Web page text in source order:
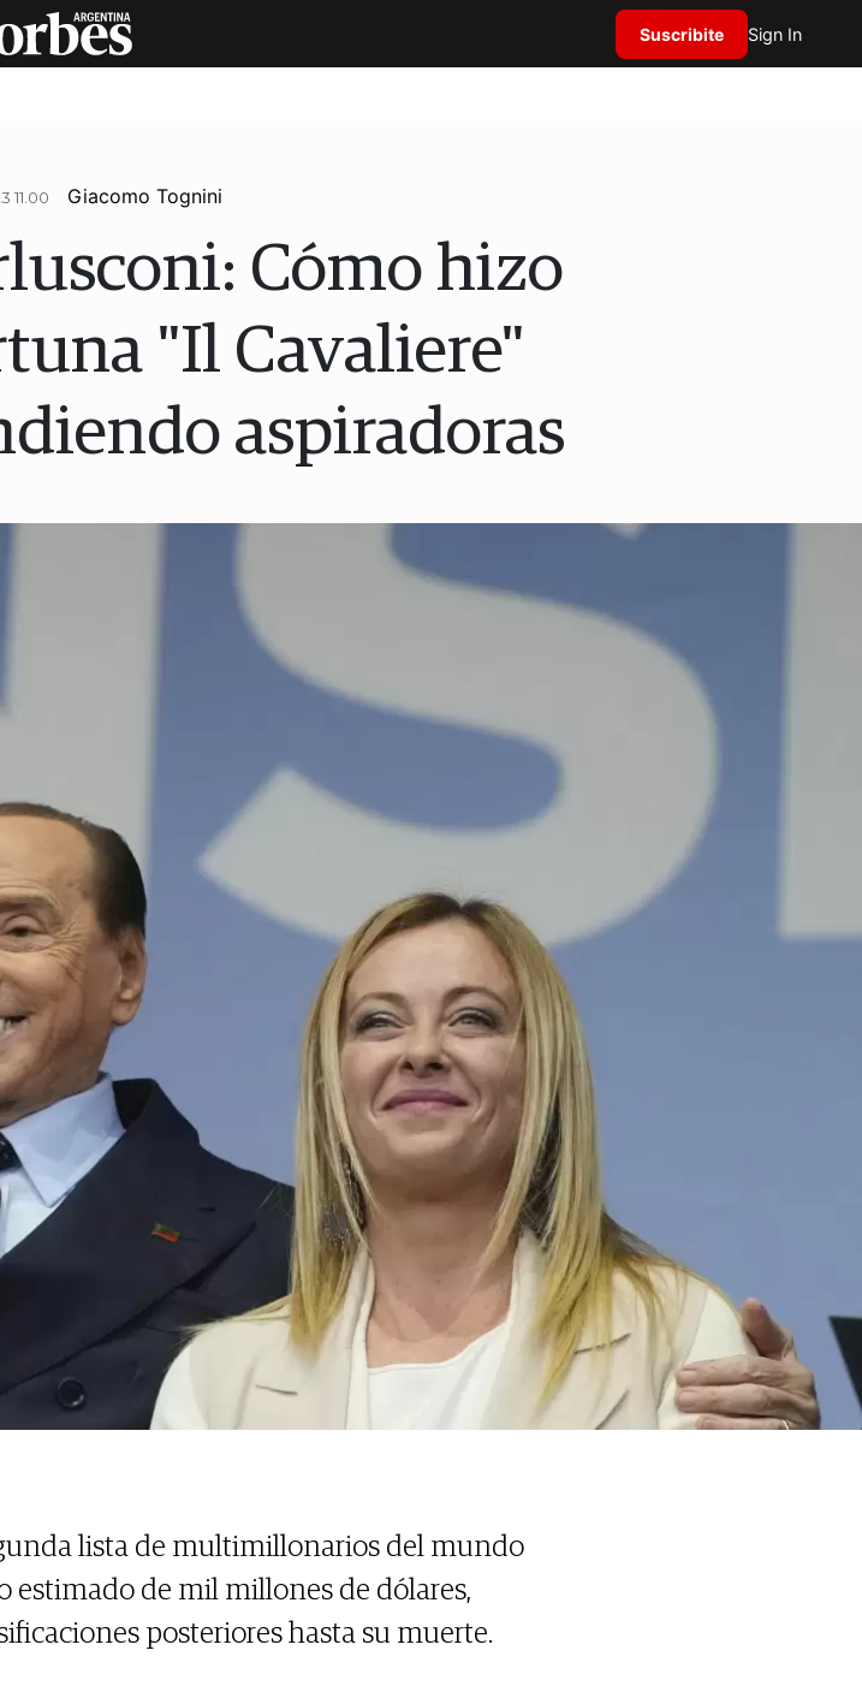
Suscribite Sign In
11.00 Giacomo Tognini
Cómo hizo
"Il Cavaliere"
aspiradoras
lista de multimillonarios del mundo
estimado de mil millones de dólares,
posteriores hasta su muerte.